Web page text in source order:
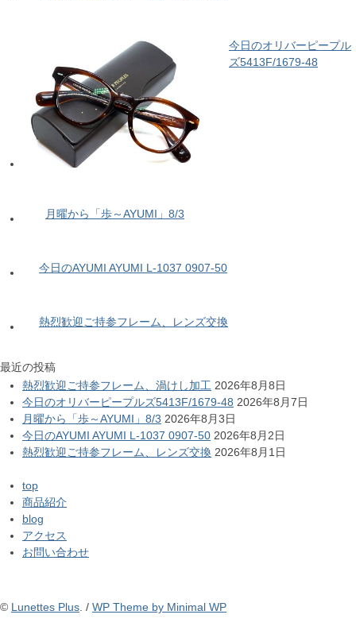
今日のオリバーピープル
ズ5413F/1679-48
月曜から「歩～AYUMI」8/3
今日のAYUMI AYUMI L-1037 0907-50
熱烈歓迎ご持参フレーム、レンズ交換
最近の投稿
熱烈歓迎ご持参フレーム、渦けし加工 2026年8月8日
今日のオリバーピープルズ5413F/1679-48 2026年8月7日
月曜から「歩～AYUMI」8/3 2026年8月3日
今日のAYUMI AYUMI L-1037 0907-50 2026年8月2日
熱烈歓迎ご持参フレーム、レンズ交換 2026年8月1日
top
商品紹介
blog
アクセス
お問い合わせ
© Lunettes Plus . / WP Theme by Minimal WP